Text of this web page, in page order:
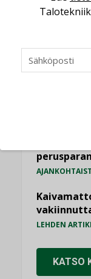
Kolumni:
Jarno
LEHDEN
KATSO